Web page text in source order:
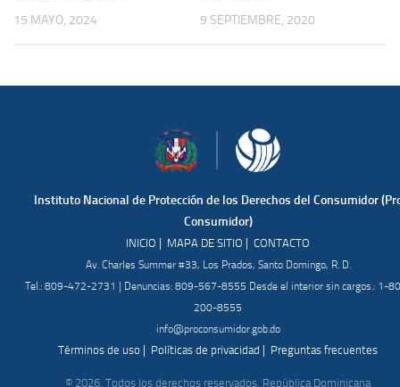
15 MAYO, 2024 9 SEPTIEMBRE, 2020
Instituto Nacional de Protección de los Derechos del Consumidor
Consumidor)
INICIO | MAPA DE SITIO | CONTACTO
Av. Charles Summer #33, Los Prados, Santo Domingo, R. D.
Tel.: 809-472-2731 | Denuncias: 809-567-8555 Desde el interior sin cargos.: 1-
200-8555
info@proconsumidor.gob.do
Términos de uso | Políticas de privacidad | Preguntas frecuentes
© 2026. Todos los derechos reservados. República Dominicana